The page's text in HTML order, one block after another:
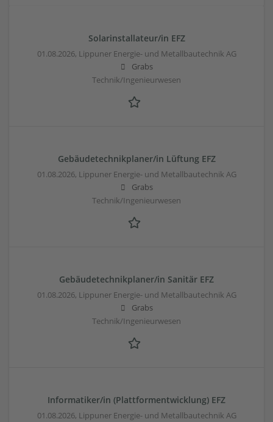
Solarinstallateur/in EFZ
01.08.2026, Lippuner Energie- und Metallbautechnik AG
Grabs
Technik/Ingenieurwesen
Gebäudetechnikplaner/in Lüftung EFZ
01.08.2026, Lippuner Energie- und Metallbautechnik AG
Grabs
Technik/Ingenieurwesen
Gebäudetechnikplaner/in Sanitär EFZ
01.08.2026, Lippuner Energie- und Metallbautechnik AG
Grabs
Technik/Ingenieurwesen
Informatiker/in (Plattformentwicklung) EFZ
01.08.2026, Lippuner Energie- und Metallbautechnik AG